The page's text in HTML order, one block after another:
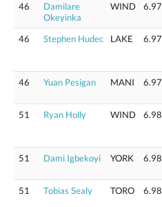
46
Damilare
Okeyinka
WIND 6.97
46 Stephen Hudec LAKE 6.97
46 Yuan Pesigan MANI 6.97
51 Ryan Holly WIND 6.98
51 Dami Igbekoyi YORK 6.98
51
Tobias Sealy TORO 6.98